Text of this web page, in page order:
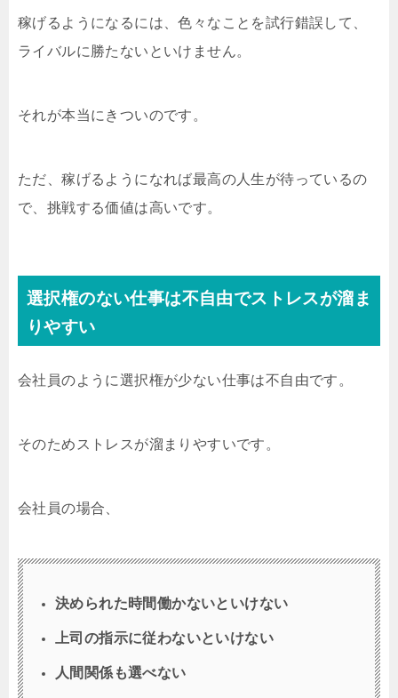
稼げるようになるには、色々なことを試行錯誤して、
ライバルに勝たないといけません。
それが本当にきついのです。
ただ、稼げるようになれば最高の人生が待っているの
で、挑戦する価値は高いです。
選択権のない仕事は不自由でストレスが溜ま
りやすい
会社員のように選択権が少ない仕事は不自由です。
そのためストレスが溜まりやすいです。
会社員の場合、
決められた時間働かないといけない
上司の指示に従わないといけない
人間関係も選べない